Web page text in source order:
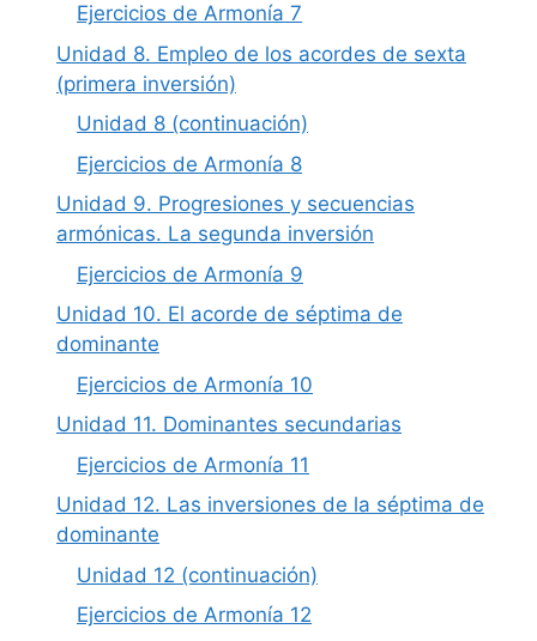
Ejercicios de Armonía 7
Unidad 8. Empleo de los acordes de sexta
(primera inversión)
Unidad 8 (continuación)
Ejercicios de Armonía 8
Unidad 9. Progresiones y secuencias
armónicas. La segunda inversión
Ejercicios de Armonía 9
Unidad 10. El acorde de séptima de
dominante
Ejercicios de Armonía 10
Unidad 11. Dominantes secundarias
Ejercicios de Armonía 11
Unidad 12. Las inversiones de la séptima de
dominante
Unidad 12 (continuación)
Ejercicios de Armonía 12